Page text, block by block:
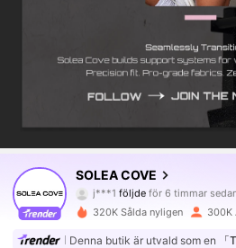
SOLEA COVE
4.88 225K Följare
j***1följdeför 6 timmar sedan
f***9 är på webben
4.88
225K Följare
320K Sålda nyligen 300K
Denna butik är utvald som en